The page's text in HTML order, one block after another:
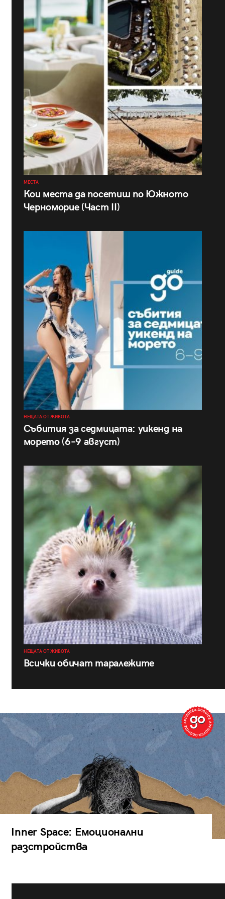
МЕСТА
Кои места да посетиш по Южното
Черноморие (Част II)
НЕЩАТА ОТ ЖИВОТА
Събития за седмицата: уикенд на
морето (6–9 август)
НЕЩАТА ОТ ЖИВОТА
Всички обичат таралежите
Inner Space: Емоционални
разстройства